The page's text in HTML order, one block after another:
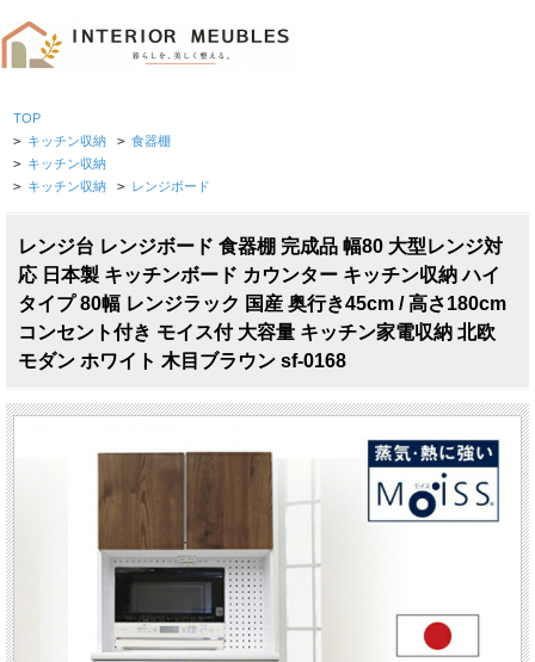
TOP
> キッチン収納 > 食器棚
> キッチン収納
> キッチン収納 > レンジボード
レンジ台 レンジボード 食器棚 完成品 幅80 大型レンジ対
応 日本製 キッチンボード カウンター キッチン収納 ハイ
タイプ 80幅 レンジラック 国産 奥行き45cm / 高さ180cm
コンセント付き モイス付 大容量 キッチン家電収納 北欧
モダン ホワイト 木目ブラウン sf-0168